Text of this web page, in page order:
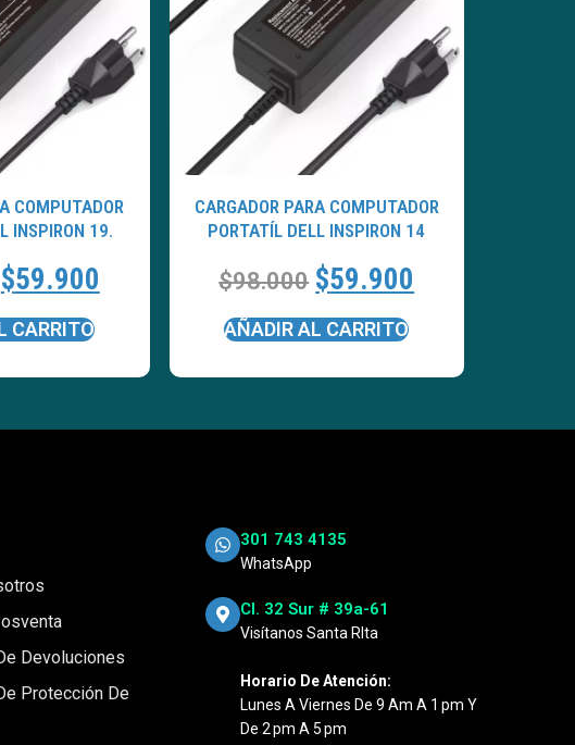
COMPUTADOR
INSPIRON 19.
$59.900
CARRITO
CARGADOR PARA COMPUTADOR
PORTATÍL DELL INSPIRON 14
$98.000 $59.900
AÑADIR AL CARRITO
Devoluciones
Protección De
301 743 4135
WhatsApp
Cl. 32 Sur # 39a-61
Visítanos Santa RIta
Horario De Atención:
Lunes A Viernes De 9 Am A 1 Pm Y
De 2 Pm A 5 Pm